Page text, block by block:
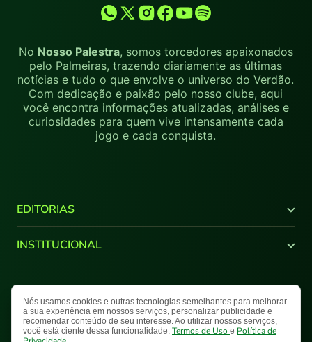
No Nosso Palestra, somos torcedores apaixonados
pelo Palmeiras, trazendo diariamente as últimas
notícias e tudo o que envolve o universo do Verdão.
Com dedicação e paixão pelo nosso clube, aqui
você encontra informações atualizadas, análises e
curiosidades para quem vive intensamente cada
jogo e cada conquista.
EDITORIAS
Últimas Notícias
Brasileirão
Libertadores
Supercopa do Brasil
Paulistão
INSTITUCIONAL
Quem Somos
Comercial
Fale Conosco
Nosso Palestra © 2026 Todos os direitos reservados.
Termos de UsoPolítica de PrivacidadeMapa do Site
Nós usamos cookies e outras tecnologias semelhantes para melhorar
a sua experiência em nossos serviços, personalizar publicidade e
recomendar conteúdo de seu interesse. Ao utilizar nossos serviços,
você está ciente dessa funcionalidade. Termos de Uso e Política de